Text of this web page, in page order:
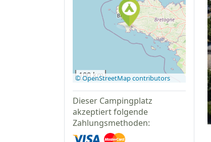
Auf Google
Maps
100 km
© OpenStreetMap contributors
Dieser Campingplatz
akzeptiert folgende
Zahlungsmethoden: